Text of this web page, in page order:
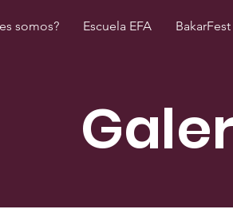
somos? Escuela EFA BakarFest